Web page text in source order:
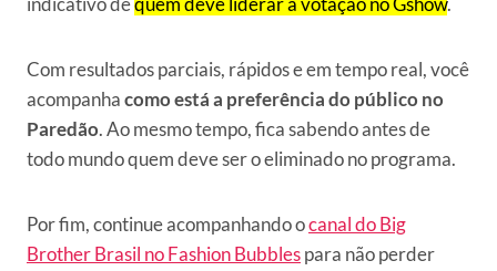
Com resultados parciais, rápidos e em tempo real, você
acompanhacomo está a preferência do público no
Paredão. Ao mesmo tempo, fica sabendo antes de
todo mundo quem deve ser o eliminado no programa.
Por fim, continue acompanhando ocanal do Big
Brother Brasil no Fashion Bubblespara não perder